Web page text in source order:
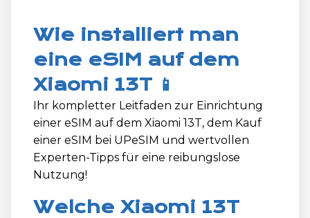
Wie installiert man
eine eSIM auf dem
Xiaomi 13T 📱
Ihr kompletter Leitfaden zur Einrichtung
einer eSIM auf dem Xiaomi 13T, dem Kauf
einer eSIM bei UPeSIM und wertvollen
Experten-Tipps für eine reibungslose
Nutzung!
Welche Xiaomi 13T